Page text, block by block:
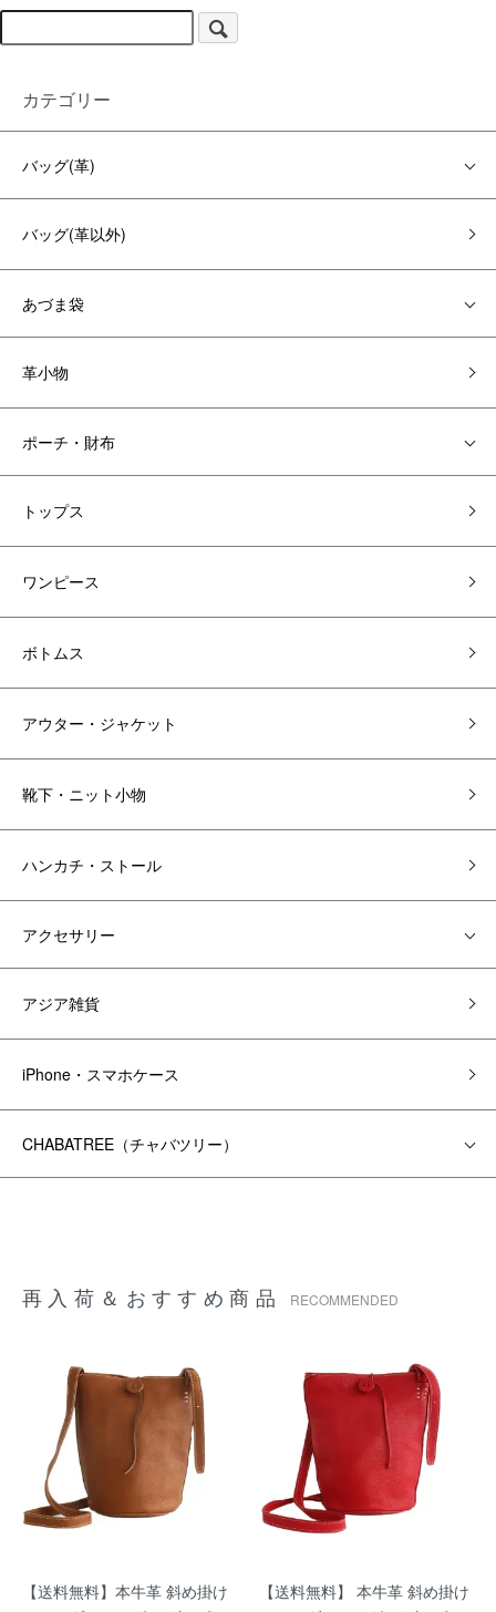
カテゴリー
バッグ(革)
バッグ(革以外)
あづま袋
革小物
ポーチ・財布
トップス
ワンピース
ボトムス
アウター・ジャケット
靴下・ニット小物
ハンカチ・ストール
アクセサリー
アジア雑貨
iPhone・スマホケース
CHABATREE（チャバツリー）
再入荷＆おすすめ商品 RECOMMENDED
【送料無料】本牛革 斜め掛け
【送料無料】 本牛革 斜め掛け